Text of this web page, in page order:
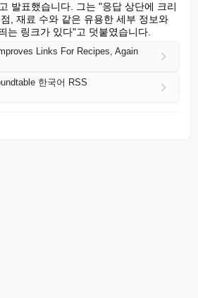
발표했습니다. 그는 "응답 상단에 크리
, 재료 수와 같은 유용한 세부 정보와
는 링크가 있다"고 덧붙였습니다.
Links For Recipes, Again
한국어 RSS